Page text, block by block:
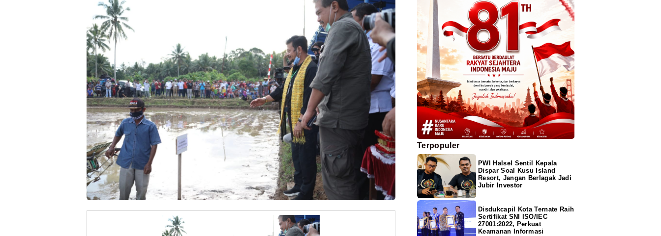
Terpopuler
PWI Halsel Sentil Kepala
Dispar Soal Kusu Island
Resort, Jangan Berlagak Jadi
Jubir Investor
Disdukcapil Kota Ternate Raih
Sertifikat SNI ISO/IEC
27001:2022, Perkuat
Keamanan Informasi